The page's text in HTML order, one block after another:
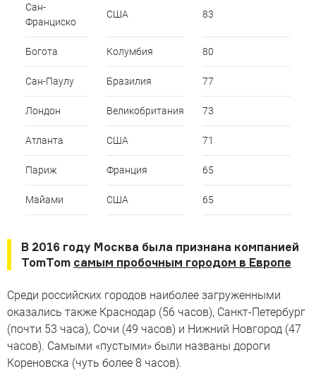
Сан-
Франциско
США 83
Богота Колумбия 80
Сан-Паулу Бразилия 77
Лондон Великобритания 73
Атланта США 71
Париж Франция 65
Майами США 65
В 2016 году Москва была признана компанией
TomTom самым пробочным городом в Европе
Среди российских городов наиболее загруженными
оказались также Краснодар (56 часов), Санкт-Петербург
(почти 53 часа), Сочи (49 часов) и Нижний Новгород (47
часов). Самыми «пустыми» были названы дороги
Кореновска (чуть более 8 часов).